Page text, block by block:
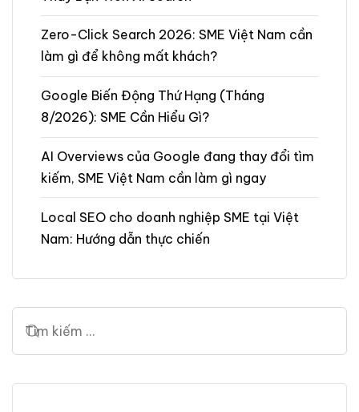
Zero-Click Search 2026: SME Việt Nam cần
làm gì để không mất khách?
Google Biến Động Thứ Hạng (Tháng
8/2026): SME Cần Hiểu Gì?
AI Overviews của Google đang thay đổi tìm
kiếm, SME Việt Nam cần làm gì ngay
Local SEO cho doanh nghiệp SME tại Việt
Nam: Hướng dẫn thực chiến